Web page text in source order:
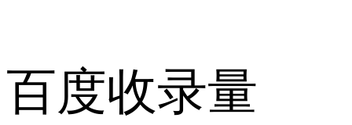
百度收录量